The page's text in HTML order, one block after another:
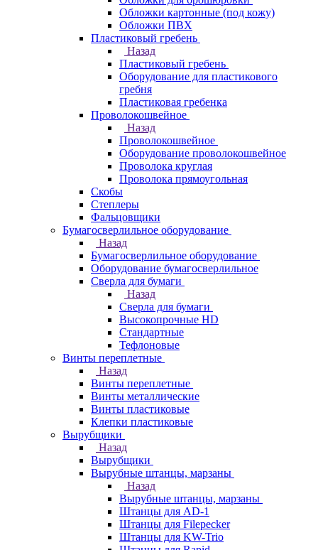
Обложки картонные (под кожу)
Обложки ПВХ
Пластиковый гребень
Назад
Пластиковый гребень
Оборудование для пластикового
гребня
Пластиковая гребенка
Проволокошвейное
Назад
Проволокошвейное
Оборудование проволокошвейное
Проволока круглая
Проволока прямоугольная
Скобы
Степлеры
Фальцовщики
Бумагосверлильное оборудование
Назад
Бумагосверлильное оборудование
Оборудование бумагосверлильное
Сверла для бумаги
Назад
Сверла для бумаги
Высокопрочные HD
Стандартные
Тефлоновые
Винты переплетные
Назад
Винты переплетные
Винты металлические
Винты пластиковые
Клепки пластиковые
Вырубщики
Назад
Вырубщики
Вырубные штанцы, марзаны
Назад
Вырубные штанцы, марзаны
Штанцы для AD-1
Штанцы для Filepecker
Штанцы для KW-Trio